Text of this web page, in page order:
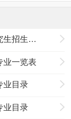
2021年重庆理工大学关于编制硕士研究生招生专业目录暨开展2021年研究生招生宣传的通知
业一览表
业目录
业目录